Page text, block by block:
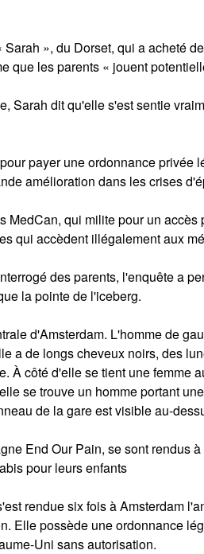
», du Dorset, qui a acheté
que les parents « jouent
Sarah dit qu'elle s'est sentie
payer une ordonnance privée
amélioration dans les crises
MedCan, qui milite pour un
qui accèdent illégalement aux
des parents, l'enquête a
la pointe de l'iceberg.
d'Amsterdam. L'homme de
a de longs cheveux noirs, des
À côté d'elle se tient une femme
se trouve un homme portant
de la gare est visible au-
End Our Pain, se sont rendus
pour leurs enfants
rendue six fois à Amsterdam
Elle possède une ordonnance
Uni sans autorisation.